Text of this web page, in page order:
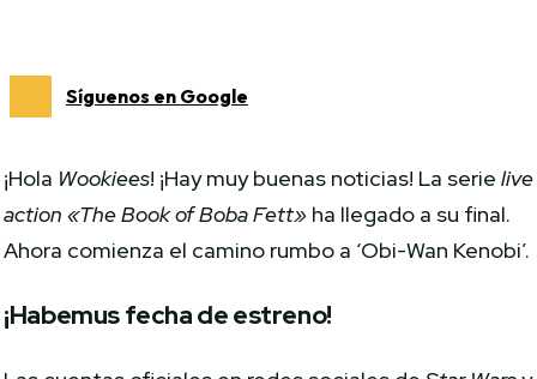
Síguenos en Google
¡Hola Wookiees! ¡Hay muy buenas noticias! La serielive
action «The Book of Boba Fett» ha llegado a su final.
Ahora comienza el camino rumbo a ‘Obi-Wan Kenobi’.
¡Habemus fecha de estreno!